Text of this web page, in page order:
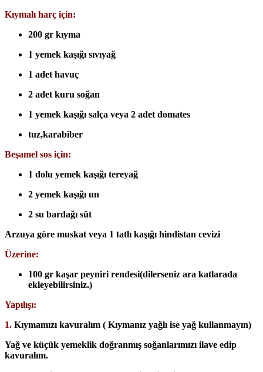
Kıymalı harç için:
200 gr kıyma
1 yemek kaşığı sıvıyağ
1 adet havuç
2 adet kuru soğan
1 yemek kaşığı salça veya 2 adet domates
tuz,karabiber
Beşamel sos için:
1 dolu yemek kaşığı tereyağ
2 yemek kaşığı un
2 su bardağı süt
Arzuya göre muskat veya 1 tatlı kaşığı hindistan cevizi
Üzerine:
100 gr kaşar peyniri rendesi(dilerseniz ara katlarada
ekleyebilirsiniz.)
Yapılışı:
1. Kıymamızı kavuralım ( Kıymanız yağlı ise yağ kullanmayın)
Yağ ve küçük yemeklik doğranmış soğanlarımızı ilave edip
kavuralım.